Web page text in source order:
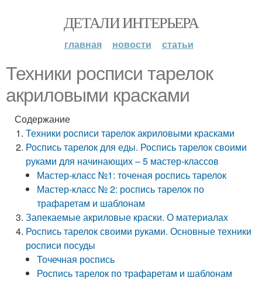
ДЕТАЛИ ИНТЕРЬЕРА
главная новости статьи
Техники росписи тарелок
акриловыми красками
Содержание
Техники росписи тарелок акриловыми красками
Роспись тарелок для еды. Роспись тарелок своими
руками для начинающих – 5 мастер-классов
Мастер-класс №1: точеная роспись тарелок
Мастер-класс № 2: роспись тарелок по
трафаретам и шаблонам
Запекаемые акриловые краски. О материалах
Роспись тарелок своими руками. Основные техники
росписи посуды
Точечная роспись
Роспись тарелок по трафаретам и шаблонам